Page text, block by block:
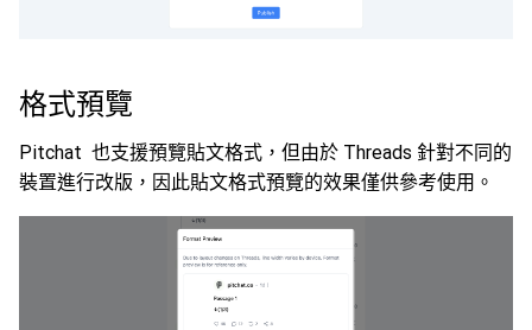
格式預覽
Pitchat 也支援預覽貼文格式，但由於 Threads 針對不同的
裝置進行改版，因此貼文格式預覽的效果僅供參考使用。